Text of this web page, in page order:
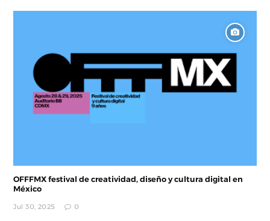
OFFFMX festival de creatividad, diseño y cultura digital en
México
Jul 30, 2025 0